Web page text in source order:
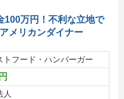
100万円！不利な立地で
メリカンダイナー
トフード・ハンバーガー
人